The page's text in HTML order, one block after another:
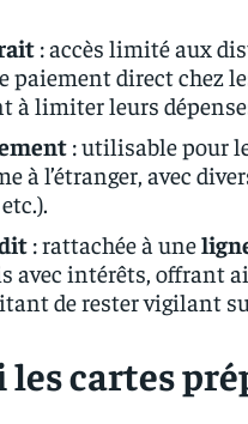
: accès limité aux
paiement direct chez
à limiter leurs
: utilisable pour
à l’étranger, avec
: rattachée à une
avec intérêts, offrant
de rester vigilant
cartes